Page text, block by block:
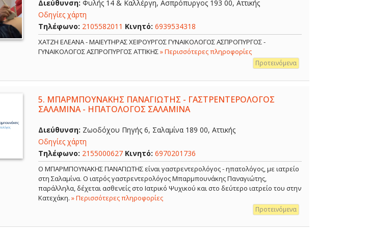
Διεύθυνση: Φυλής 14 & Καλλέργη, Ασπρόπυργος 193 00, Αττικής
Οδηγίες χάρτη
Τηλέφωνο: 2105582011 Κινητό: 6939534318
ΧΑΤΖΗ ΕΛΕΑΝΑ - ΜΑΙΕΥΤΗΡΑΣ ΧΕΙΡΟΥΡΓΟΣ ΓΥΝΑΙΚΟΛΟΓΟΣ ΑΣΠΡΟΠΥΡΓΟΣ -
ΓΥΝΑΙΚΟΛΟΓΟΣ ΑΣΠΡΟΠΥΡΓΟΣ ΑΤΤΙΚΗΣ» Περισσότερες πληροφορίες
Προτεινόμενα
5. ΜΠΑΡΜΠΟΥΝΑΚΗΣ ΠΑΝΑΓΙΩΤΗΣ - ΓΑΣΤΡΕΝΤΕΡΟΛΟΓΟΣ
ΣΑΛΑΜΙΝΑ - ΗΠΑΤΟΛΟΓΟΣ ΣΑΛΑΜΙΝΑ
Διεύθυνση: Ζωοδόχου Πηγής 6, Σαλαμίνα 189 00, Αττικής
Οδηγίες χάρτη
Τηλέφωνο: 2155000627 Κινητό: 6970201736
Ο ΜΠΑΡΜΠΟΥΝΑΚΗΣ ΠΑΝΑΓΙΩΤΗΣ είναι γαστρεντερολόγος - ηπατολόγος, με ιατρείο
στη Σαλαμίνα. Ο ιατρός γαστρεντερολόγος Μπαρμπουνάκης Παναγιώτης,
παράλληλα, δέχεται ασθενείς στο Ιατρικό Ψυχικού και στο δεύτερο ιατρείο του στην
Κατεχάκη. » Περισσότερες πληροφορίες
Προτεινόμενα